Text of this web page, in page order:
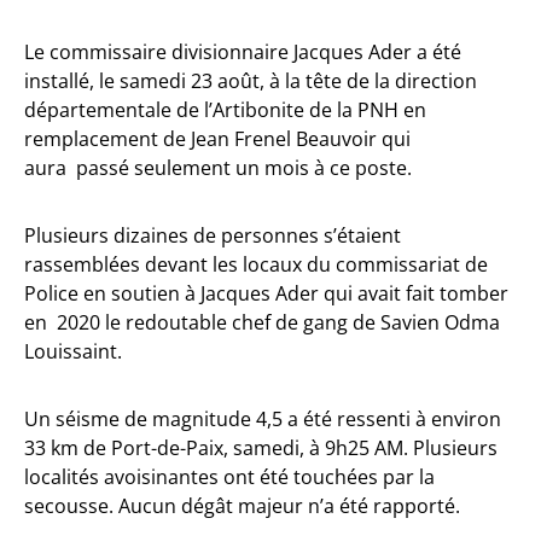
Le commissaire divisionnaire Jacques Ader a été
installé, le samedi 23 août, à la tête de la direction
départementale de l’Artibonite de la PNH en
remplacement de Jean Frenel Beauvoir qui
aura passé seulement un mois à ce poste.
Plusieurs dizaines de personnes s’étaient
rassemblées devant les locaux du commissariat de
Police en soutien à Jacques Ader qui avait fait tomber
en 2020 le redoutable chef de gang de Savien Odma
Louissaint.
Un séisme de magnitude 4,5 a été ressenti à environ
33 km de Port-de-Paix, samedi, à 9h25 AM. Plusieurs
localités avoisinantes ont été touchées par la
secousse. Aucun dégât majeur n’a été rapporté.